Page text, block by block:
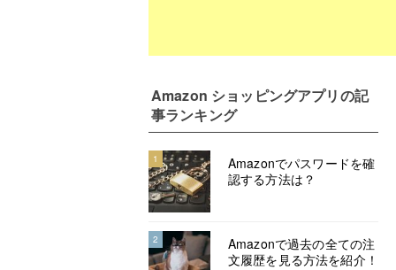
Amazon ショッピングアプリの記
事ランキング
1
Amazonでパスワードを確
認する方法は？
2
Amazonで過去の全ての注
文履歴を見る方法を紹介！